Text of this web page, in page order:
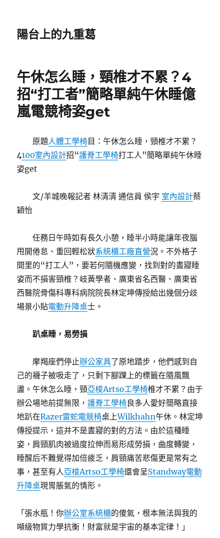
陽台上的九重葛
午休怎么睡，頸椎才不累？4
招“打工者”簡略單純午休睡億
嵐電競椅姿get
原題人體工學椅目：午休怎么睡，頸椎才不累？
4100室內設計招“護脊工學椅打工人”簡略單純午休睡
姿get
文/羊城晚報記者 林清清 通信員 侯宇 室內設計蔡
穎怡
任務日午時如有長久小憩，睡半小時能讓年夜腦
甩開倦怠、重回輕松狀系統櫃工廠直營況。不外格子
間里的“打工人”，要若何隨機應變，找到對的晝寢睡
姿而不損害頸椎？岐黃學者、廣東省名西醫、廣東省
西醫院骨傷科專科病院院長林定坤傳授給出幾個分歧
場景小貼電動升降桌士。
趴桌睡，易勞損
摩羯座們停止辦公家具了原地踏步，他們感到自
己的襪子被吸走了，只剩下腳踝上的標籤在隨風飄
盪。午休怎么睡，頸亞梭Artso工學椅椎才不累？由于
辦公場地前提無限，護脊工學椅良多人愛好簡略直接
地趴在Razer雷蛇電競椅桌上Wilkhahn午休。林定坤
傳授提示，這并不是晝寢的對的方法。由於這種睡
姿，肩頸肌肉被過度拉伸而易形成勞損，曲度轉變，
睡醒后不難覺得加倍疲乏，肩頸痛苦悲傷更是常有之
事，甚至有人亞梭Artso工學椅還會呈Standway電動
升降桌現胃脹氣的情形。
「張水瓶！你辦公室系統櫃的傻氣，根本無法與我的
噸級物質力學抗衡！財富就是宇宙的基本定律！」